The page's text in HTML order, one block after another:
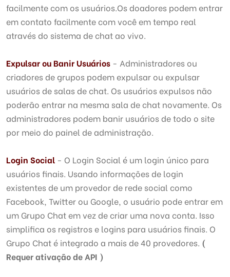
facilmente com os usuários.Os doadores podem entrar
em contato facilmente com você em tempo real
através do sistema de chat ao vivo.
Expulsar ou Banir Usuários - Administradores ou
criadores de grupos podem expulsar ou expulsar
usuários de salas de chat. Os usuários expulsos não
poderão entrar na mesma sala de chat novamente. Os
administradores podem banir usuários de todo o site
por meio do painel de administração.
Login Social - O Login Social é um login único para
usuários finais. Usando informações de login
existentes de um provedor de rede social como
Facebook, Twitter ou Google, o usuário pode entrar em
um Grupo Chat em vez de criar uma nova conta. Isso
simplifica os registros e logins para usuários finais. O
Grupo Chat é integrado a mais de 40 provedores. (
Requer ativação de API )